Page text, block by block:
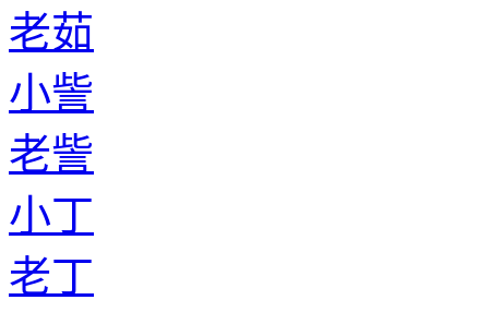
老茹
小訾
老訾
小丁
老丁